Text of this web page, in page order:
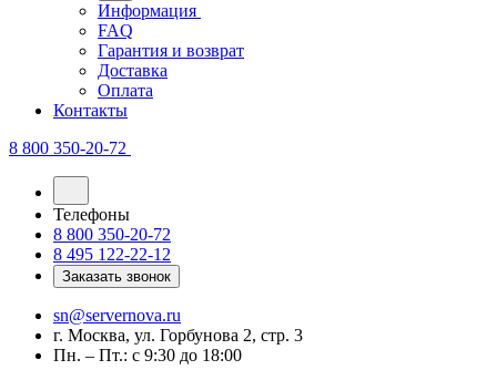
Информация
FAQ
Гарантия и возврат
Доставка
Оплата
Контакты
8 800 350-20-72
Телефоны
8 800 350-20-72
8 495 122-22-12
Заказать звонок
sn@servernova.ru
г. Москва, ул. Горбунова 2, стр. 3
Пн. – Пт.: с 9:30 до 18:00